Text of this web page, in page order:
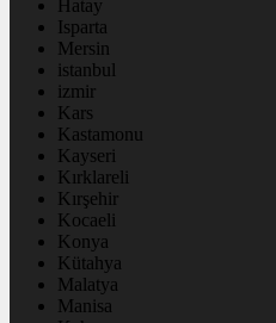
Hatay
Isparta
Mersin
istanbul
izmir
Kars
Kastamonu
Kayseri
Kırklareli
Kırşehir
Kocaeli
Konya
Kütahya
Malatya
Manisa